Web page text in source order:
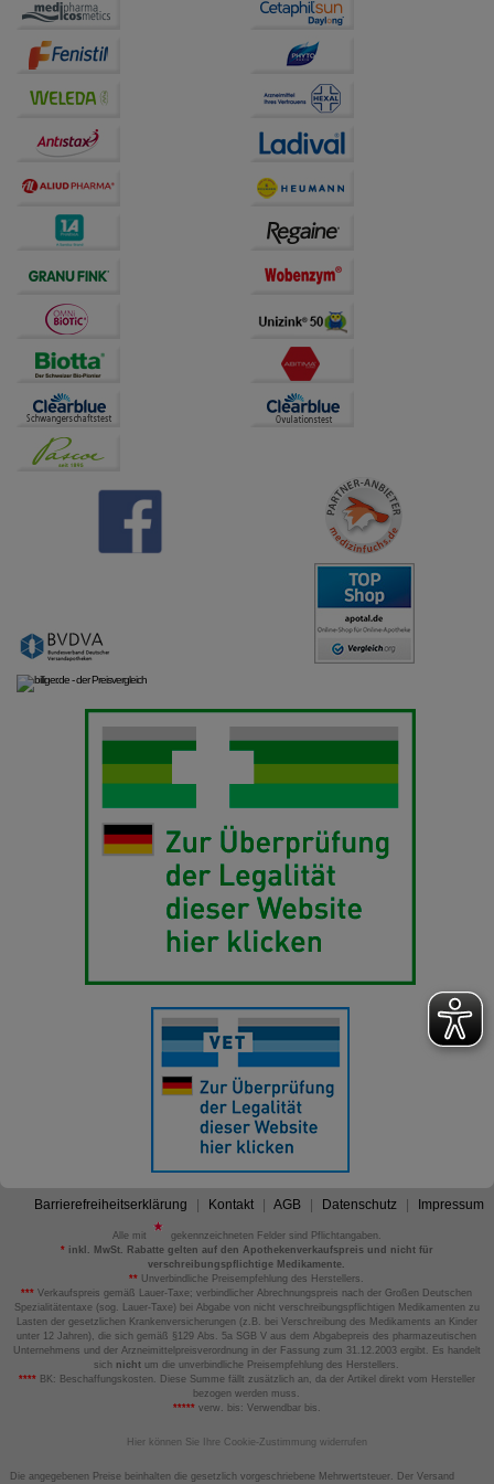
auf unserer Website aber auch die Werbung auf
Drittseiten möglichst relevant für Sie zu gestalten.
Bitte beachten Sie, dass Daten hierfür teilweise an
übertragen werden.
Barrierefreiheitserklärung Kontakt AGB Datenschutz Impressum
Alle mit
gekennzeichneten Felder sind Pflichtangaben.
*inkl. MwSt. Rabatte gelten auf den Apothekenverkaufspreis und nicht für
verschreibungspflichtige Medikamente.
** Unverbindliche Preisempfehlung des Herstellers.
*** Verkaufspreis gemäß Lauer-Taxe; verbindlicher Abrechnungspreis nach der Großen Deutschen
Spezialitätentaxe (sog. Lauer-Taxe) bei Abgabe von nicht verschreibungspflichtigen Medikamenten zu
Lasten der gesetzlichen Krankenversicherungen (z.B. bei Verschreibung des Medikaments an Kinder
unter 12 Jahren), die sich gemäß §129 Abs. 5a SGB V aus dem Abgabepreis des pharmazeutischen
Unternehmens und der Arzneimittelpreisverordnung in der Fassung zum 31.12.2003 ergibt. Es handelt
sich nicht um die unverbindliche Preisempfehlung des Herstellers.
****BK: Beschaffungskosten. Diese Summe fällt zusätzlich an, da der Artikel direkt vom Hersteller
bezogen werden muss.
*****verw. bis: Verwendbar bis.
Hier können Sie Ihre Cookie-Zustimmung widerrufen
Die angegebenen Preise beinhalten die gesetzlich vorgeschriebene Mehrwertsteuer. Der Versand